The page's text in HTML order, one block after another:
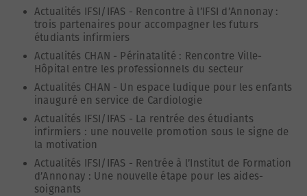
Actualités IFSI/IFAS - Rencontre à l’IFSI d’Annonay :
trois partenaires pour accompagner les futurs
étudiants infirmiers
Actualités CHAN - Périnatalité : Rencontre Ville-
Hôpital entre les professionnels du secteur
Actualités CHAN - Un espace ludique pour les enfants
inauguré en service de Cardiologie
Actualités IFSI/IFAS - La rentrée des étudiants
infirmiers : une nouvelle promotion sous le signe de
la motivation
Actualités IFSI/IFAS - Rentrée à l’Institut de Formation
d’Annonay : Une nouvelle étape pour les aides-
soignants